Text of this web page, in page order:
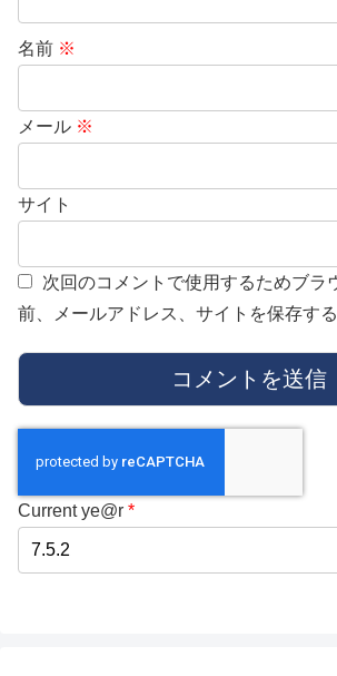
名前 ※
メール ※
サイト
次回のコメントで使用するためブラ
前、メールアドレス、サイトを保存する
Current ye@r *